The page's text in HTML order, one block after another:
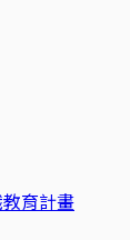
育計畫